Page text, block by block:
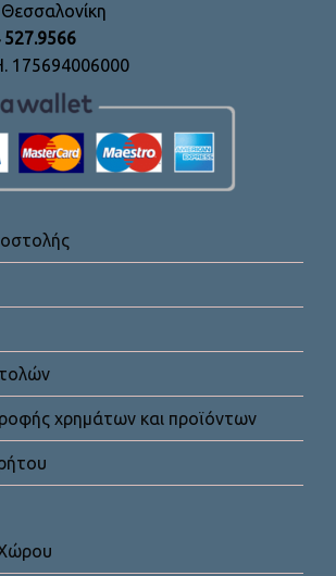
527.9566
175694006000
χρημάτων και προϊόντων